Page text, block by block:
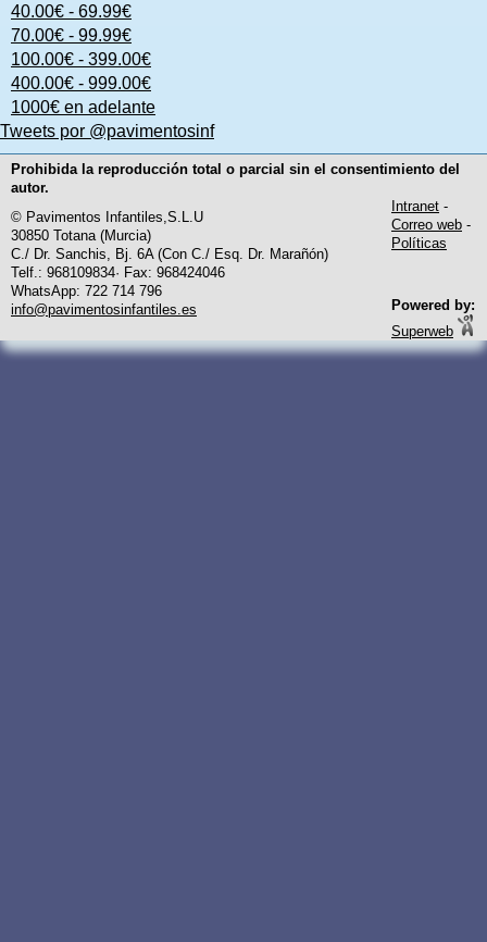
40.00€ - 69.99€
70.00€ - 99.99€
100.00€ - 399.00€
400.00€ - 999.00€
1000€ en adelante
Tweets por @pavimentosinf
Prohibida la reproducción total o parcial sin el consentimiento del
autor.
© Pavimentos Infantiles,S.L.U
30850 Totana (Murcia)
C./ Dr. Sanchis, Bj. 6A (Con C./ Esq. Dr. Marañón)
Telf.: 968109834· Fax: 968424046
WhatsApp: 722 714 796
info@pavimentosinfantiles.es
Intranet -
Correo web -
Políticas
Powered by:
Superweb